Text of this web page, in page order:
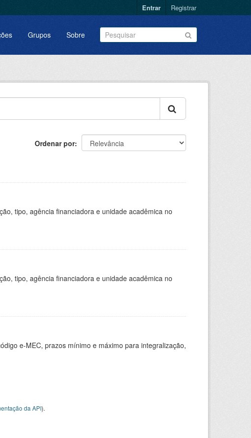
Entrar Registrar
Grupos Sobre
Ordenar por
tipo, agência financiadora e unidade acadêmica no
tipo, agência financiadora e unidade acadêmica no
e-MEC, prazos mínimo e máximo para integralização,
da API).